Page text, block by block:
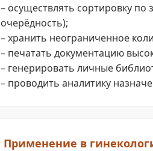
– осуществлять сортировку
очерёдность);
– хранить неограниченное
– печатать документацию
– генерировать личные
– проводить аналитику
Применение в